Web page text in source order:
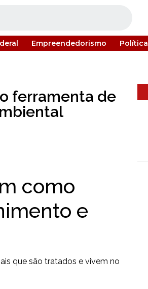
Empreendedorismo Política
ferramenta de
como
e
que são tratados e vivem no